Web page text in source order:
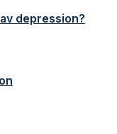
depression?